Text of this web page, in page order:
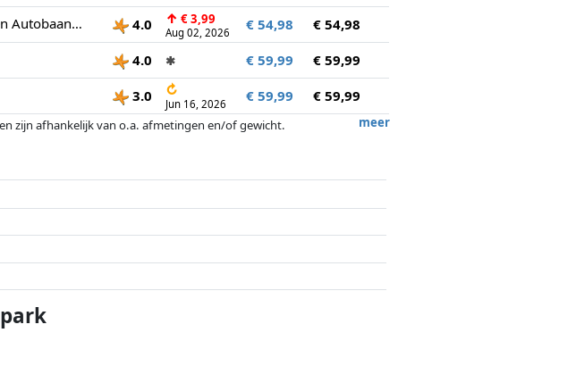
VTech Toet Toet Auto's Tornado Stuntpark - Race Toren Autobaan met Sam Stuntauto - Moedigt Rollenspellen Aan - Cadeau - 1 tot 5 Jaar
4.0 ↑ € 3,99
Aug 02, 2026 € 54,98
€ 54,98
4.0 ✱ € 59,99
€ 59,99
3.0 ↻
Jun 16, 2026 € 59,99 € 59,99
meer
zijn afhankelijk van o.a. afmetingen en/of gewicht.
beïnvloeden.